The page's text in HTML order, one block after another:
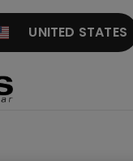
UNITED STATES